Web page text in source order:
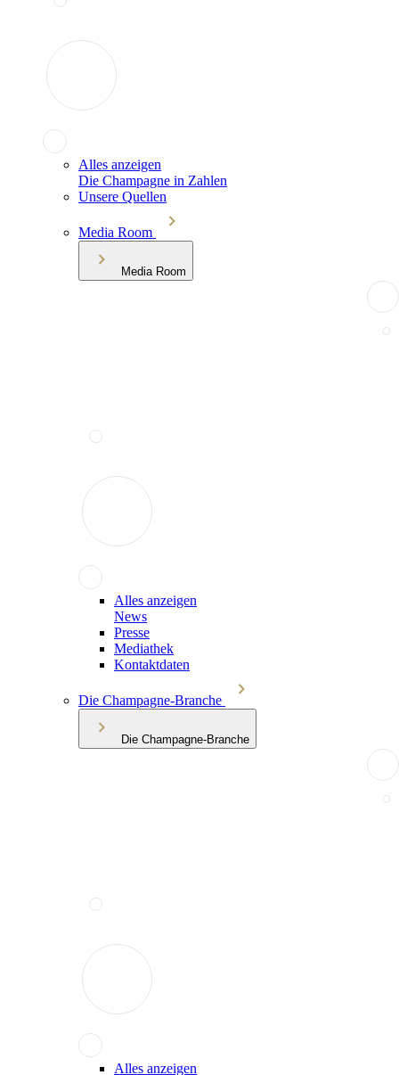
Alles anzeigen
Die Champagne in Zahlen
Unsere Quellen
Media Room
Media Room
Alles anzeigen
News
Presse
Mediathek
Kontaktdaten
Die Champagne-Branche
Die Champagne-Branche
Alles anzeigen